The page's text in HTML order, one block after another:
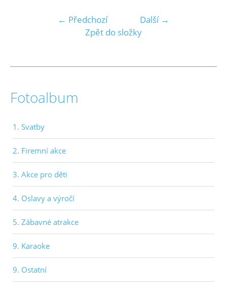
← Předchozí
Další →
Zpět do složky
Fotoalbum
1. Svatby
2. Firemní akce
3. Akce pro děti
4. Oslavy a výročí
5. Zábavné atrakce
9. Karaoke
9. Ostatní